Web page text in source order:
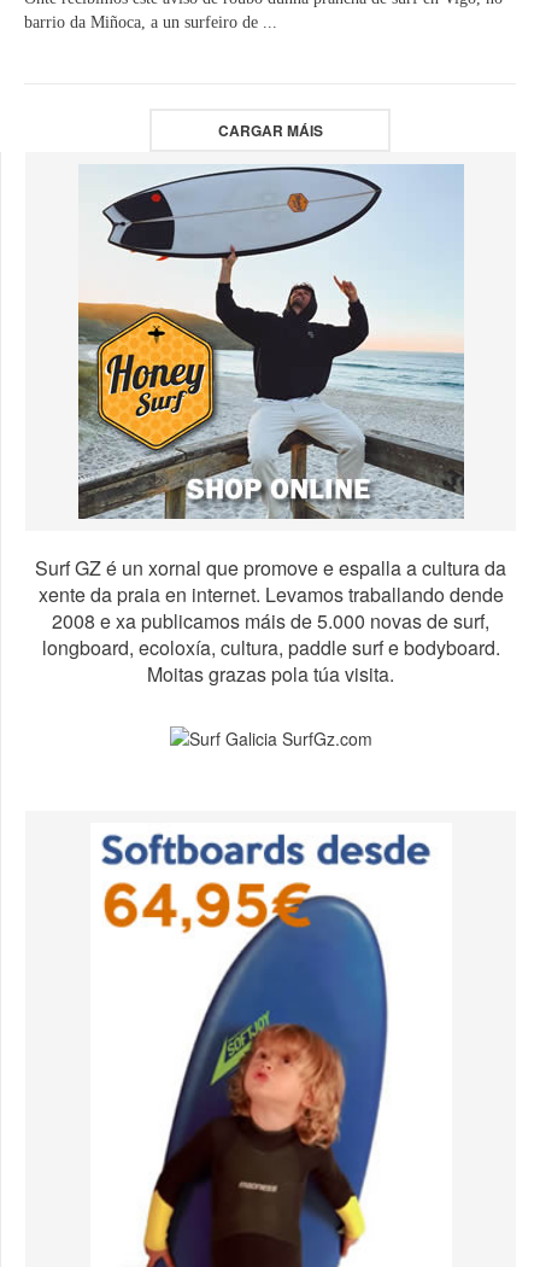
barrio da Miñoca, a un surfeiro de ...
CARGAR MÁIS
Surf GZ é un xornal que promove e espalla a cultura da
xente da praia en internet. Levamos traballando dende
2008 e xa publicamos máis de 5.000 novas de surf,
longboard, ecoloxía, cultura, paddle surf e bodyboard.
Moitas grazas pola túa visita.